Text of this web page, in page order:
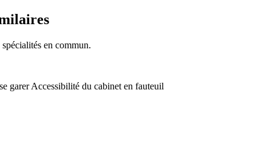
spécialités en commun.
garer Accessibilité du cabinet en fauteuil